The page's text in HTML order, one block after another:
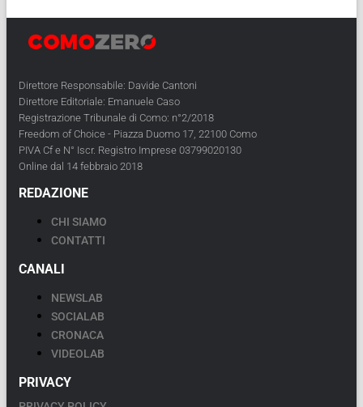
Direttore Responsabile: Davide Cantoni
Direttore Editoriale: Emanuele Caso
Registrazione Tribunale di Como: n°2/2018
Freedom of Choice - Piazza Duomo 17, 22100 Como
PIVA Cf e N° Iscr. Registro Imprese 03799020130
Online dal 14 febbraio 2018
REDAZIONE
CHI SIAMO
CONTATTI
CANALI
NEWSLAB
SOCIALAB
CRONACA
VIDEOLAB
PRIVACY